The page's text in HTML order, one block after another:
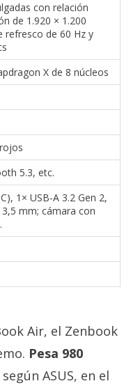
con relación
de 1.920 × 1.200
refresco de 60 Hz y
X de 8 núcleos
5.3, etc.
1× USB-A 3.2 Gen 2,
mm; cámara con
Air, el Zenbook
Pesa 980
ASUS, en el